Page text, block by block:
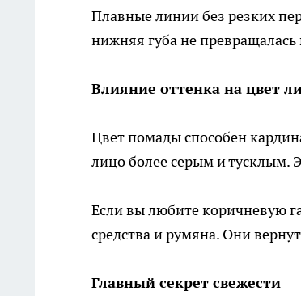
Плавные линии без резких
нижняя губа не
Влияние оттенка на цвет
Цвет помады способен
лицо более серым и тусклым.
Если вы любите коричневую
средства и румяна. Они
Главный секрет свежести